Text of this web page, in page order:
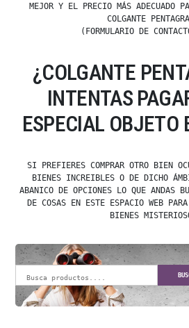
MEJOR Y EL PRECIO MÁS ADECUADO
COLGANTE
(FORMULARIO DE
¿COLGANTE
INTENTAS
ESPECIAL OBJETO
SI PREFIERES COMPRAR OTRO BIEN
BIENES INCREIBLES O DE DICHO
ABANICO DE OPCIONES LO QUE ANDAS
DE COSAS EN ESTE ESPACIO WEB
BIENES